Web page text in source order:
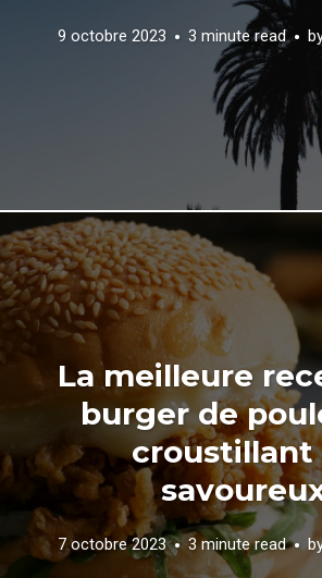
9 octobre 2023 3 minute read
La meilleure
burger de
croustillant
7 octobre 2023 3 minute read